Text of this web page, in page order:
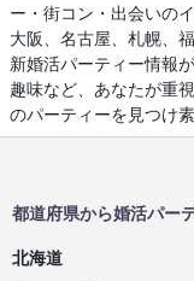
ー・街コン・出会いの
大阪、名古屋、札幌、
新婚活パーティー情報
趣味など、あなたが重
のパーティーを見つけ
都道府県から婚活パー
北海道